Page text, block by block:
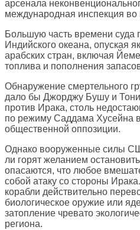
арсенала
международная инспекция
Большую часть времени суда
Индийского океана, опуская
арабских стран, включая
топлива и пополнения
Обнаружение смертельного
дало бы Джорджу Бушу и
против Ирака, столь
по режиму Саддама Хусейна
общественной оппозиции.
Однако вооруженные силы
ли горят желанием остановить
опасаются, что любое
собой атаку со стороны
корабли действительно
биологическое оружие или
затопление чревато
региона.